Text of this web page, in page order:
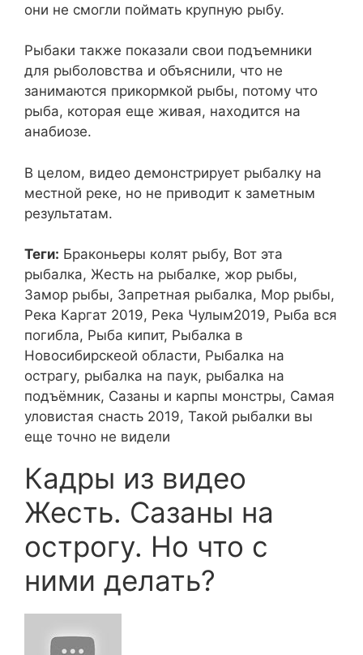
они не смогли поймать крупную рыбу.
Рыбаки также показали свои подъемники
для рыболовства и объяснили, что не
занимаются прикормкой рыбы, потому что
рыба, которая еще живая, находится на
анабиозе.
В целом, видео демонстрирует рыбалку на
местной реке, но не приводит к заметным
результатам.
Теги: Браконьеры колят рыбу, Вот эта
рыбалка, Жесть на рыбалке, жор рыбы,
Замор рыбы, Запретная рыбалка, Мор рыбы,
Река Каргат 2019, Река Чулым2019, Рыба вся
погибла, Рыба кипит, Рыбалка в
Новосибирскеой области, Рыбалка на
острагу, рыбалка на паук, рыбалка на
подъёмник, Сазаны и карпы монстры, Самая
уловистая снасть 2019, Такой рыбалки вы
еще точно не видели
Кадры из видео
Жесть. Сазаны на
острогу. Но что с
ними делать?